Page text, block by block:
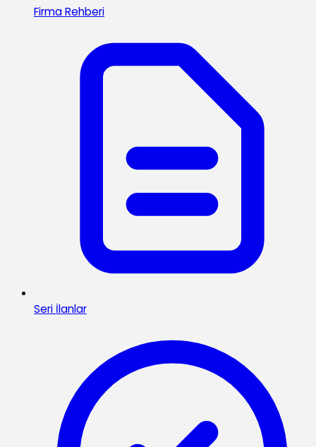
Firma Rehberi
Seri İlanlar